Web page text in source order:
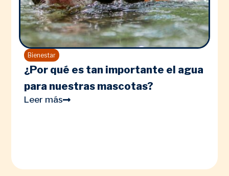
Bienestar
¿Por qué es tan importante el agua
para nuestras mascotas?
Leer más